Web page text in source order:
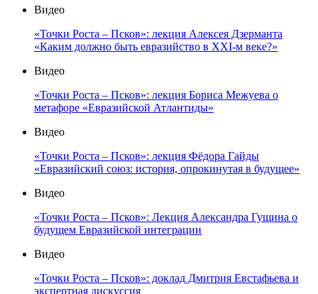
Видео
«Точки Роста – Псков»: лекция Алексея Дзерманта
«Каким должно быть евразийство в XXI-м веке?»
Видео
«Точки Роста – Псков»: лекция Бориса Межуева о
метафоре «Евразийской Атлантиды»
Видео
«Точки Роста – Псков»: лекция Фёдора Гайды
«Евразийский союз: история, опрокинутая в будущее»
Видео
«Точки Роста – Псков»: Лекция Александра Гущина о
будущем Евразийской интеграции
Видео
«Точки Роста – Псков»: доклад Дмитрия Евстафьева и
экспертная дискуссия